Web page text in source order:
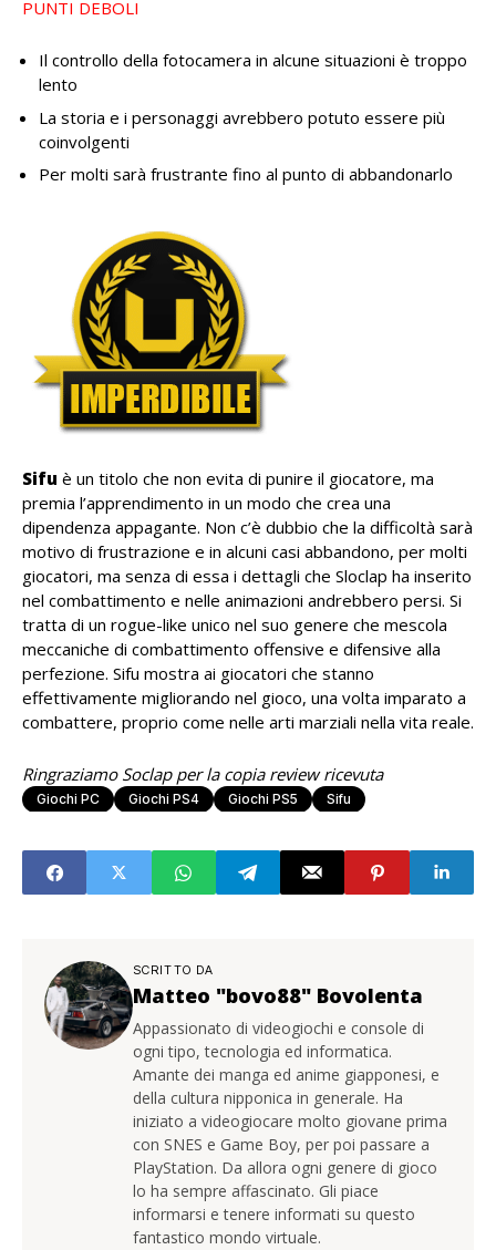
PUNTI DEBOLI
Il controllo della fotocamera in alcune situazioni è troppo
lento
La storia e i personaggi avrebbero potuto essere più
coinvolgenti
Per molti sarà frustrante fino al punto di abbandonarlo
Sifu è un titolo che non evita di punire il giocatore, ma
premia l’apprendimento in un modo che crea una
dipendenza appagante. Non c’è dubbio che la difficoltà sarà
motivo di frustrazione e in alcuni casi abbandono, per molti
giocatori, ma senza di essa i dettagli che Sloclap ha inserito
nel combattimento e nelle animazioni andrebbero persi. Si
tratta di un rogue-like unico nel suo genere che mescola
meccaniche di combattimento offensive e difensive alla
perfezione. Sifu mostra ai giocatori che stanno
effettivamente migliorando nel gioco, una volta imparato a
combattere, proprio come nelle arti marziali nella vita reale.
Ringraziamo Soclap per la copia review ricevuta
Giochi PC Giochi PS4 Giochi PS5 Sifu
SCRITTO DA
Matteo "bovo88" Bovolenta
Appassionato di videogiochi e console di
ogni tipo, tecnologia ed informatica.
Amante dei manga ed anime giapponesi, e
della cultura nipponica in generale. Ha
iniziato a videogiocare molto giovane prima
con SNES e Game Boy, per poi passare a
PlayStation. Da allora ogni genere di gioco
lo ha sempre affascinato. Gli piace
informarsi e tenere informati su questo
fantastico mondo virtuale.